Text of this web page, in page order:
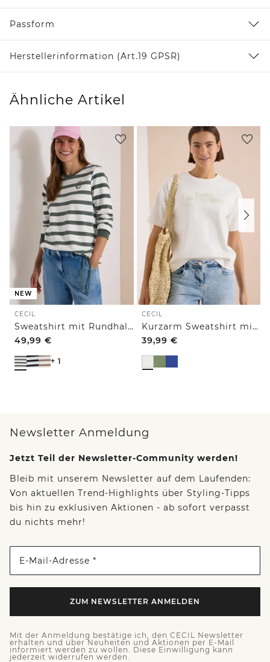
Passform
Herstellerinformation (Art.19 GPSR)
Ähnliche Artikel
NEW
CECIL
Sweatshirt mit Rundhals und Tunnelzug
49,99 €
+ 1
CECIL
Kurzarm Sweatshirt mit Embroidery
39,99 €
Newsletter Anmeldung
Jetzt Teil der Newsletter-Community werden!
Bleib mit unserem Newsletter auf dem Laufenden:
Von aktuellen Trend-Highlights über Styling-Tipps
bis hin zu exklusiven Aktionen - ab sofort verpasst
du nichts mehr!
E-Mail-Adresse *
ZUM NEWSLETTER ANMELDEN
Mit der Anmeldung bestätige ich, den CECIL Newsletter
erhalten und über Neuheiten und Aktionen per E-Mail
informiert werden zu wollen. Diese Einwilligung kann
jederzeit widerrufen werden.